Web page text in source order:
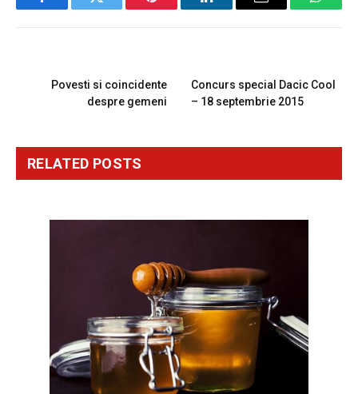
FacebookTwitter Pinterest LinkedInEmail
Povesti si coincidente
despre gemeni
Concurs special Dacic Cool
– 18 septembrie 2015
RELATED POSTS